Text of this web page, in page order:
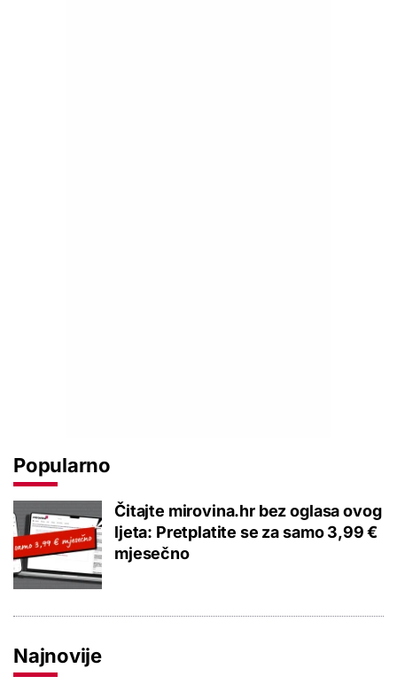
Popularno
Čitajte mirovina.hr bez oglasa ovog
ljeta: Pretplatite se za samo 3,99 €
mjesečno
Najnovije